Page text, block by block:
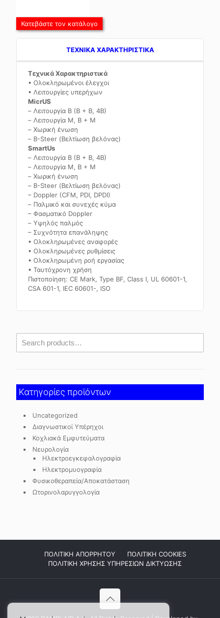
Κατεβάστε τον κατάλογο
TEXNIKA ΧΑΡΑΚΤΗΡΙΣΤΙΚΑ
Τεχνικά Χαρακτηριστικά
• Ολοκληρωμένοι έλεγχοι
• Λειτουργίες υπερήχων
MicrUS
– Λειτουργία B (B + B, 4B)
– Λειτουργία M, B + M
– Χωρική ένωση
– B-Steer (Βελτίωση βελόνας)
SmartUs
– Λειτουργία B (B + B, 4B)
– Λειτουργία M, B + M
– Χωρική ένωση
– B-Steer (Βελτίωση βελόνας)
– Doppler (CFM, PDI, DPDI)
– Παλμικό και συνεχές κύμα
– Φασματικό Doppler
– Υψηλός παλμός
– Συχνότητα επανάληψης
• Ολοκληρωμένες αναφορές
• Ολοκληρωμένες ρυθμίσεις
• Ολοκληρωμένη ροή εργασίας
• Ταυτόχρονη χρήση
Πιστοποίηση: CE Mark, Type BF, Class I, UL 60601-1,
CSA 601-1, IEC 60601-, ISO
Κατηγορίες προϊόντων
Uncategorized
Διαγνωστικοί Υπέρηχοι
Κοχλιακά Εμφυτεύματα
Νευρολογία
Ηλεκτροεγκεφαλογραφία
Ηλεκτρομυογραφία
Φυσικοθεραπεία/Αποκατάσταση
Ωτορινολαρυγγολογία
ΠΟΛΙΤΙΚΗ ΑΠΟΡΡΗΤΟΥ
ΠΟΛΙΤΙΚΗ COOKIES
ΠΟΛΙΤΙΚΗ ΧΡΗΣΗΣ ΥΠΗΡΕΣΙΩΝ ΔΙΚΤΥΩΣΗΣ